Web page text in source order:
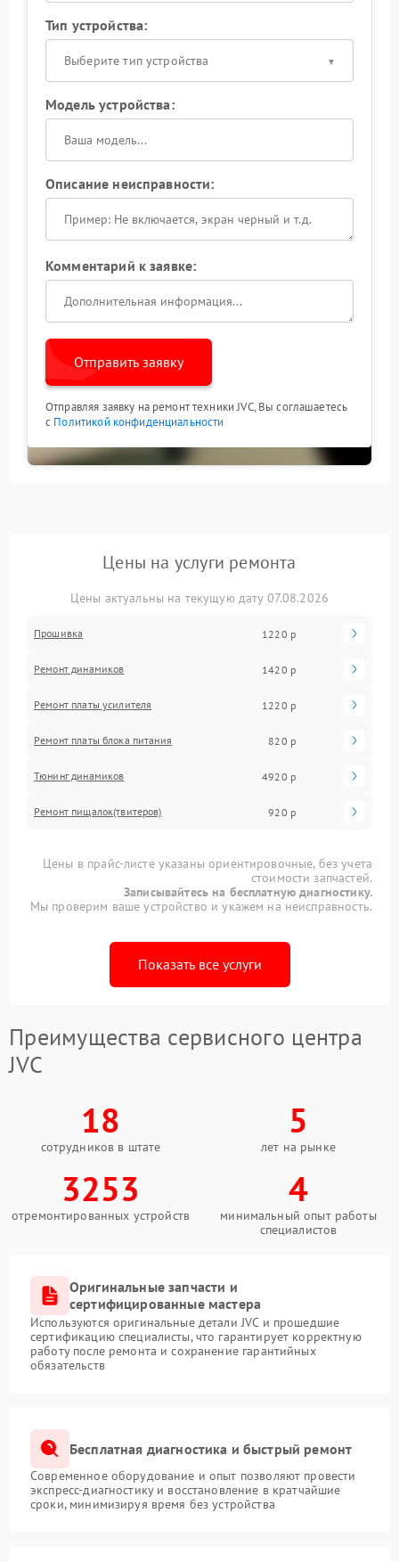
Тип устройства:
Выберите тип устройства
Модель устройства:
Описание неисправности:
Комментарий к заявке:
Отправить заявку
Отправляя заявку на ремонт техники JVC, Вы соглашаетесь
с Политикой конфиденциальности
Цены на услуги ремонта
Цены актуальны на текущую дату 07.08.2026
Прошивка 1220 р
Ремонт динамиков 1420 р
Ремонт платы усилителя 1220 р
Ремонт платы блока питания 820 р
Тюнинг динамиков 4920 р
Ремонт пищалок(твитеров) 920 р
Цены в прайс-листе указаны ориентировочные, без учета
стоимости запчастей.
Записывайтесь на бесплатную диагностику.
Мы проверим ваше устройство и укажем на неисправность.
Показать все услуги
Преимущества сервисного центра
JVC
18
сотрудников в штате
5
лет на рынке
3253
отремонтированных устройств
4
минимальный опыт работы
специалистов
Оригинальные запчасти и
сертифицированные мастера
Используются оригинальные детали JVC и прошедшие
сертификацию специалисты, что гарантирует корректную
работу после ремонта и сохранение гарантийных
обязательств
Бесплатная диагностика и быстрый ремонт
Современное оборудование и опыт позволяют провести
экспресс-диагностику и восстановление в кратчайшие
сроки, минимизируя время без устройства